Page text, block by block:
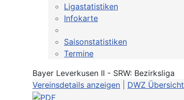
Ligastatistiken
Infokarte
Saisonstatistiken
Termine
Bayer Leverkusen II - SRW: Bezirksliga
Vereinsdetails anzeigen
DWZ Übersicht